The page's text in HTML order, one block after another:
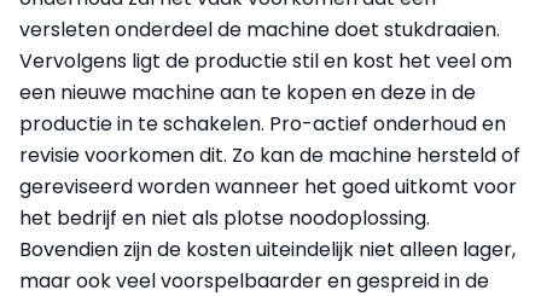
versleten onderdeel de machine doet stukdraaien.
Vervolgens ligt de productie stil en kost het veel om
een nieuwe machine aan te kopen en deze in de
productie in te schakelen. Pro-actief onderhoud en
revisie voorkomen dit. Zo kan de machine hersteld of
gereviseerd worden wanneer het goed uitkomt voor
het bedrijf en niet als plotse noodoplossing.
Bovendien zijn de kosten uiteindelijk niet alleen lager,
maar ook veel voorspelbaarder en gespreid in de